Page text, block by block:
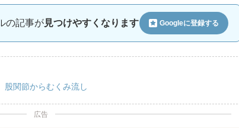
の記事が見つけやすくなります Googleに登録する
股関節からむくみ流し
広告